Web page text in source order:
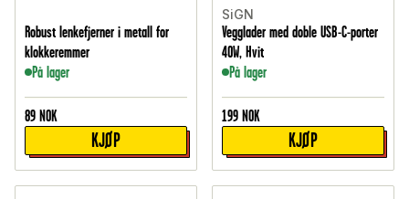
Robust lenkefjerner i metall for
klokkeremmer
På lager
89 NOK
KJØP
SiGN
Vegglader med doble USB-C-porter
40W, Hvit
På lager
199 NOK
KJØP